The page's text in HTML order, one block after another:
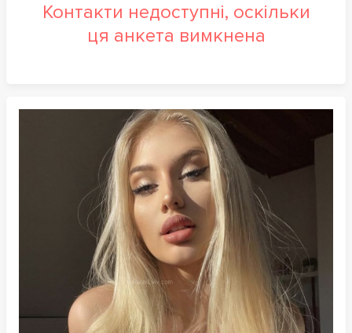
Контакти недоступні, оскільки
ця анкета вимкнена